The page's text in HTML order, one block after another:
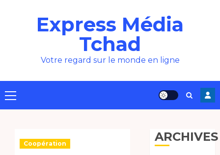
Express Média
Tchad
Votre regard sur le monde en ligne
Menu
principal
Coopération ARCHIVES